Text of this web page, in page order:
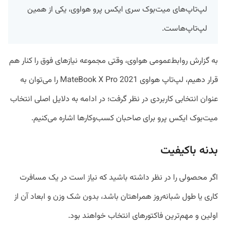
لپ‌تاپ‌های میت‌بوک سری ایکس پرو هواوی، یکی از همین
لپ‌تاپ‌هاست.
به گزارش روابط‌عمومی هواوی، وقتی مجموعه نیازهای فوق را کنار هم
قرار دهیم، لپ‎‌تاپ هواوی MateBook X Pro 2021 را می‌توان به
عنوان انتخابی کاربردی در نظر گرفت؛ در ادامه به دلایل اصلی انتخاب
میت‌بوک ایکس پرو برای صاحبان کسب‌وکار‌ها اشاره می‌‎کنیم.
بدنه باکیفیت
اگر محصولی را در نظر داشته باشید که نیاز است در یک مسافرت
کاری یا طول شبانه‌‎روز همراهتان باشد، بدون شک وزن و ابعاد آن از
اولین و مهم‌ترین فاکتورهای انتخاب خواهند بود.